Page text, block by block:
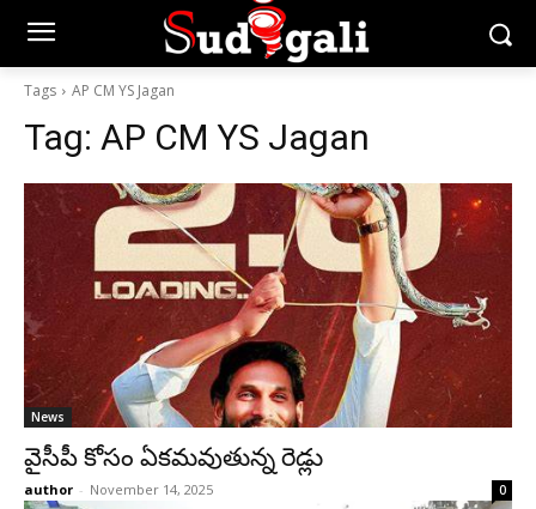
Tags AP CM YS Jagan
Tag: AP CM YS Jagan
News
వైసీపీ కోసం ఏక‌మ‌వుతున్న రెడ్లు
author - November 14, 2025 0